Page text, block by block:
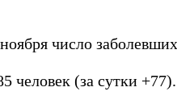
число
человек (за сутки +77).